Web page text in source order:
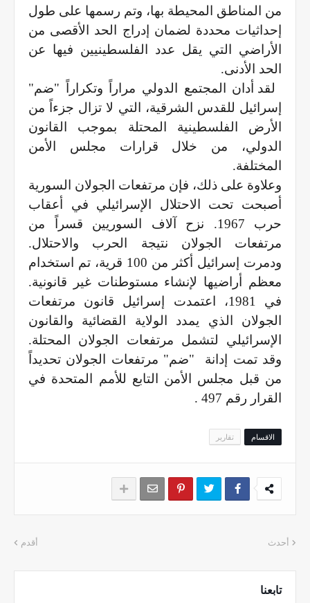
من المناطق المحيطة بها، وتم رسمها على طول
إحداثيات محددة لضمان إدراج الحد الأقصى من
الأراضي التي يقل عدد الفلسطينيين فيها عن
الحد الأدنى.
لقد أدان المجتمع الدولي مراراً وتكراراً "ضم"
إسرائيل للقدس الشرقية، التي لا تزال جزءاً من
الأرض الفلسطينية المحتلة بموجب القانون
الدولي، من خلال قرارات مجلس الأمن
المختلفة.
وعلاوة على ذلك، فإن مرتفعات الجولان السورية
أصبحت تحت الاحتلال الإسرائيلي في أعقاب
حرب 1967. نزح آلاف السوريين قسراً من
مرتفعات الجولان نتيجة الحرب والاحتلال.
ودمرت إسرائيل أكثر من 100 قرية، تم استخدام
معظم أراضيها لإنشاء مستوطنات غير قانونية.
في 1981، اعتمدت إسرائيل قانون مرتفعات
الجولان الذي يمدد الولاية القضائية والقانون
الإسرائيلي لتشمل مرتفعات الجولان المحتلة.
وقد تمت إدانة
"ضم" مرتفعات الجولان تحديداً
من قبل مجلس الأمن التابع للأمم المتحدة في
القرار رقم 497 .
الاقسام تقارير
أحدث أقدم
تابعنا